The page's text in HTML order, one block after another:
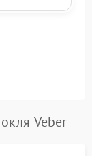
Veber